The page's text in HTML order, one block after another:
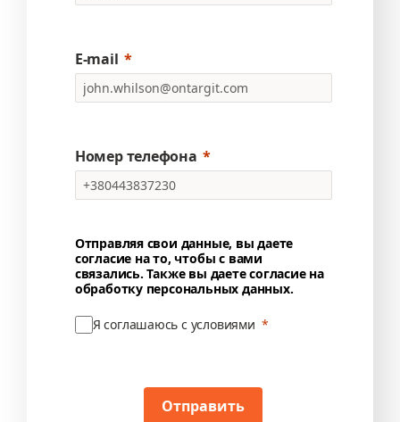
E-mail
Номер телефона
Отправляя свои данные, вы даете
согласие на то, чтобы с вами
связались. Также вы даете согласие на
обработку персональных данных.
Я соглашаюсь с условиями
Отправить